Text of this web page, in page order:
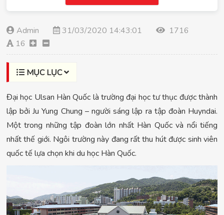
Admin 31/03/2020 14:43:01
1716
16
MỤC LỤC
Đại học Ulsan Hàn Quốc là trường đại học tư thục được thành
lập bởi Ju Yung Chung – người sáng lập ra tập đoàn Huyndai.
Một trong những tập đoàn lớn nhất Hàn Quốc và nổi tiếng
nhất thế giới. Ngôi trường này đang rất thu hút được sinh viên
quốc tế lựa chọn khi du học Hàn Quốc.